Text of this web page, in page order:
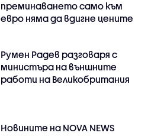
преминаването само към
евро няма да вдигне цените
Румен Радев разговаря с
министъра на външните
работи на Великобритания
Новините на NOVA NEWS